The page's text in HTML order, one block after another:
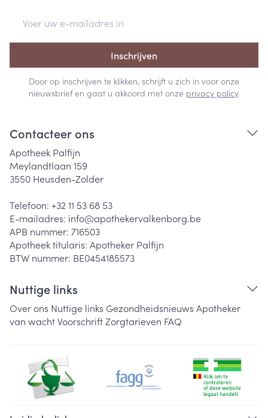
Inschrijven
Door op inschrijven te klikken, schrijft u zich in voor onze
nieuwsbrief en gaat u akkoord met onze privacy policy.
Contacteer ons
Apotheek Palfijn
Meylandtlaan 159
3550 Heusden-Zolder
Telefoon: +32 11 53 68 53
E-mailadres: info@apothekervalkenborg.be
APB nummer: 716503
Apotheek titularis: Apotheker Palfijn
BTW nummer: BE0454185573
Nuttige links
Over ons Nuttige links Gezondheidsnieuws Apotheker
van wachtVoorschriftZorgtarieven FAQ